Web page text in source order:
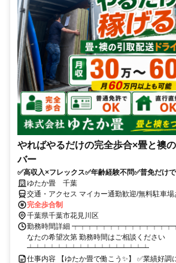
やればやるだけの完全歩合×畳と襖
バー
✅高収入×フレックス✅年齢経験不問✅普免だけ
ゆたか畳 千葉
交通・アクセス マイカー通勤歓迎/無料駐車場
完全歩合制
千葉県千葉市花見川区
勤務時間詳細
なたの希望次第 勤務時間はご相談ください
┷┷┷┷┷┷┷┷┷┷┷┷┷┷┷┷┷
仕事内容 【ゆたか畳で働こう✨】 ✅業績好調